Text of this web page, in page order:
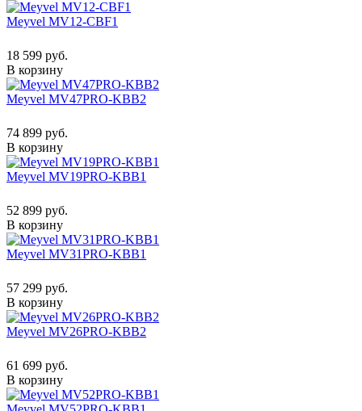
Meyvel MV12-CBF1
18 599 руб.
В корзину
Meyvel MV47PRO-KBB2
74 899 руб.
В корзину
Meyvel MV19PRO-KBB1
52 899 руб.
В корзину
Meyvel MV31PRO-KBB1
57 299 руб.
В корзину
Meyvel MV26PRO-KBB2
61 699 руб.
В корзину